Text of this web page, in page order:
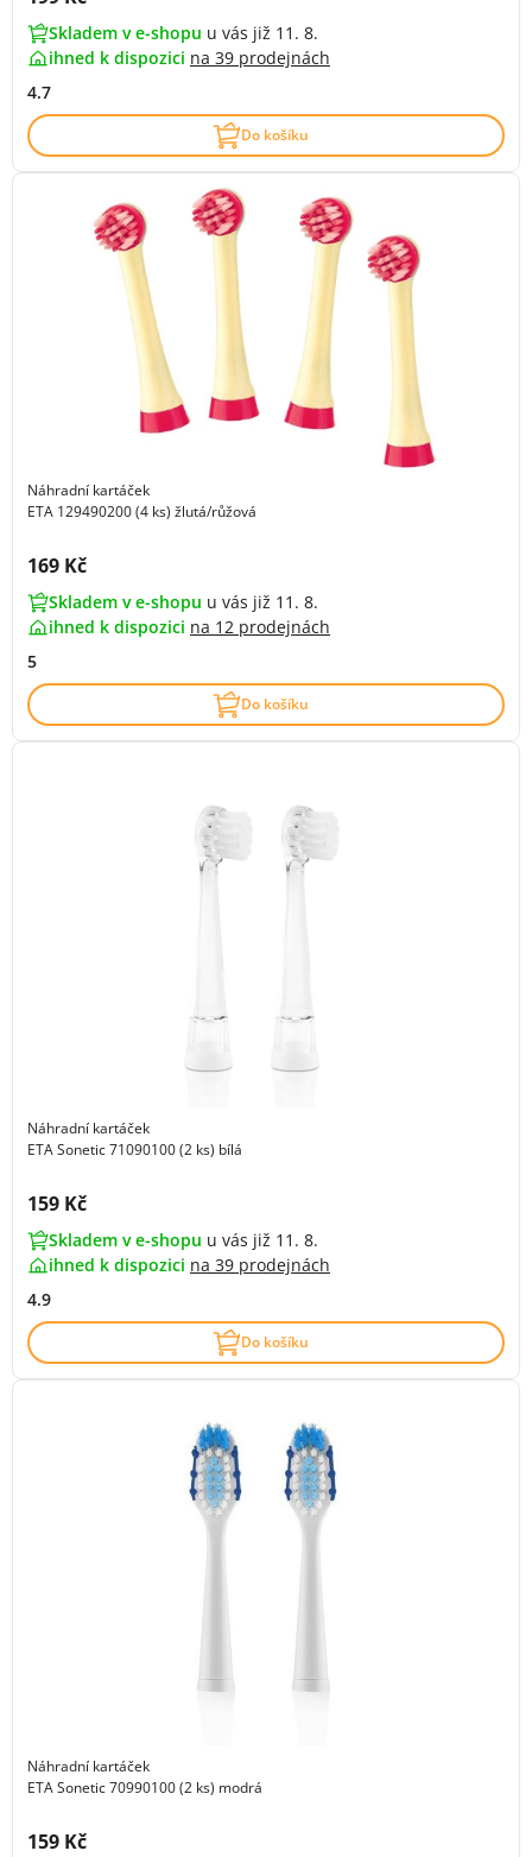
Skladem v e-shopu u vás již 11. 8.
ihned k dispozici na 39 prodejnách
4.7
Do košíku
Náhradní kartáček
ETA 129490200 (4 ks) žlutá/růžová
Cena s DPH:
169 Kč
Skladem v e-shopu u vás již 11. 8.
ihned k dispozici na 12 prodejnách
5
Do košíku
Náhradní kartáček
ETA Sonetic 71090100 (2 ks) bílá
Cena s DPH:
159 Kč
Skladem v e-shopu u vás již 11. 8.
ihned k dispozici na 39 prodejnách
4.9
Do košíku
Náhradní kartáček
ETA Sonetic 70990100 (2 ks) modrá
Cena s DPH:
159 Kč